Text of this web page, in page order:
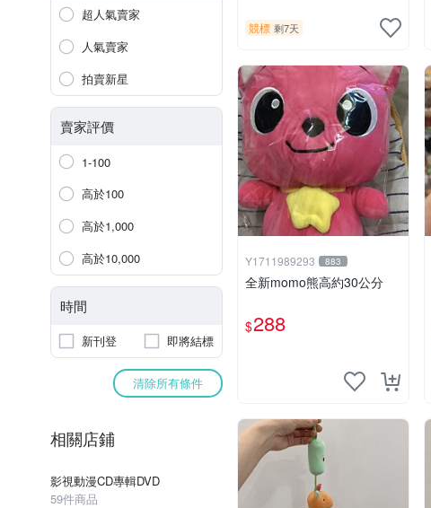
超人氣賣家
人氣賣家
拍賣新星
賣家評價
1-100
高於100
高於1,000
高於10,000
時間
新刊登 即將結標
清除所有條件
相關店鋪
影視動漫CD專輯DVD
59件商品
競標 剩7天
Y1711989293 883
全新momo熊高約30公分
$288